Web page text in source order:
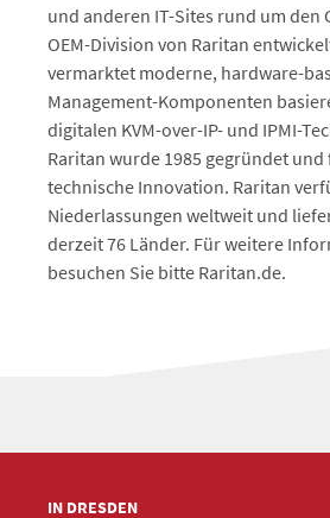
und anderen IT-Sites rund um den
OEM-Division von Raritan
vermarktet moderne, hardware-
Management-Komponenten
digitalen KVM-over-IP- und IPMI-
Raritan wurde 1985 gegründet
technische Innovation. Raritan
Niederlassungen weltweit und
derzeit 76 Länder. Für weitere
besuchen Sie bitte Raritan.de.
IN DRESDEN